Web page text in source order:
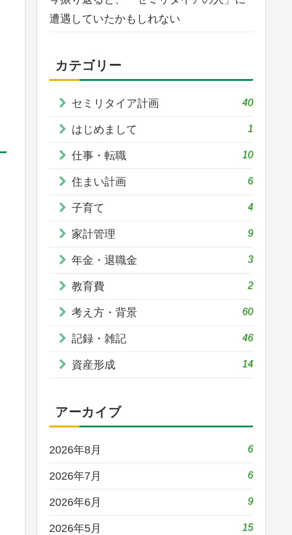
遭遇していたかもしれない
カテゴリー
セミリタイア計画 40
はじめまして 1
仕事・転職 10
住まい計画 6
子育て 4
家計管理 9
年金・退職金 3
教育費 2
考え方・背景 60
記録・雑記 46
資産形成 14
アーカイブ
2026年8月 6
2026年7月 6
2026年6月 9
2026年5月 15